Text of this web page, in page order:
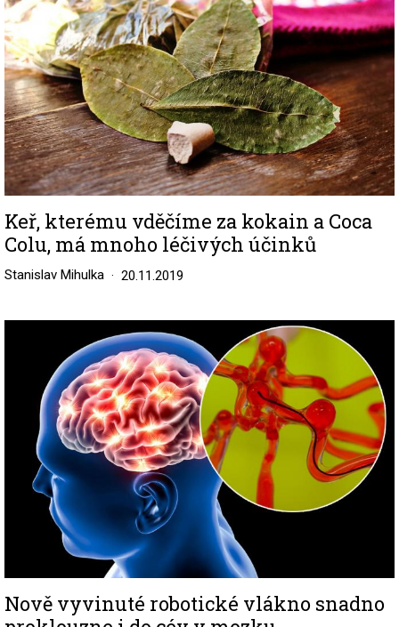
Keř, kterému vděčíme za kokain a Coca
Colu, má mnoho léčivých účinků
Stanislav Mihulka 20.11.2019
Nově vyvinuté robotické vlákno snadno